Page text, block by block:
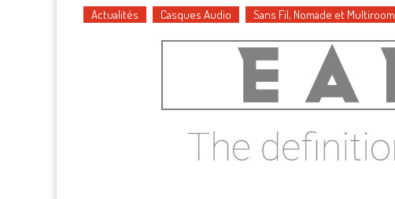
Actualités Casques Audio Sans Fil, Nomade et Multiroom